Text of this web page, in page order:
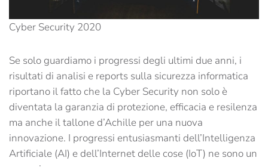
Cyber Security 2020
Se solo guardiamo i progressi degli ultimi due anni, i
risultati di analisi e reports sulla sicurezza informatica
riportano il fatto che la Cyber Security non solo è
diventata la garanzia di protezione, efficacia e resilenza
ma anche il tallone d’Achille per una nuova
innovazione. I progressi entusiasmanti dell’Intelligenza
Artificiale (AI) e dell’Internet delle cose (IoT) ne sono un